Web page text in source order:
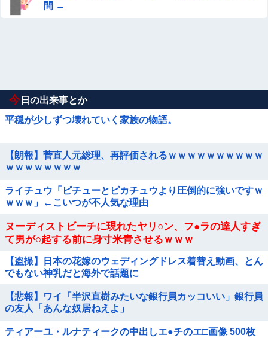
間 →
今 日の出来事とか
平穏が少しずつ壊れていく家族の物語。
【朗報】菅直人元総理、再評価されるｗｗｗｗｗｗｗｗｗｗ
ｗｗｗｗｗｗｗｗ
ライチュウ「ピチューとピカチュウより圧倒的に強いですｗ
ｗｗｗ」←こいつが不人気な理由
ヌーディストビーチに現れたヤリ○ン、フ●ラの達人すぎ
て男が○起する前に身寸米青させるｗｗｗ
【盗撮】日本の花嫁のウェディングドレス着替え動画、とん
でもない神乳だと海外で話題に
【悲報】ワイ「半沢直樹みたいな銀行員カッコいい」銀行員
の友人「あんな奴居ねえよ」
ティアーユ・ルナティークの中出しエ●チのエ□画像 500枚